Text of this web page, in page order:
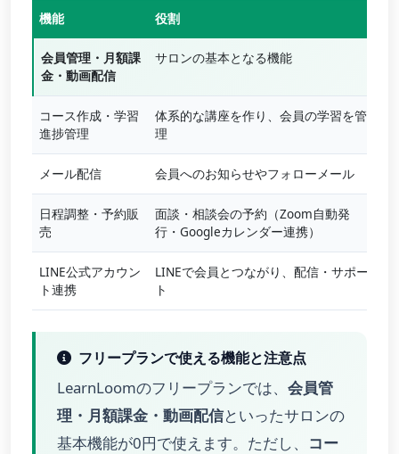
機能 役割
会員管理・月額課
金・動画配信
サロンの基本となる機能
コース作成・学習
進捗管理
体系的な講座を作り、会員の学習を管
理
メール配信 会員へのお知らせやフォローメール
日程調整・予約販
売
面談・相談会の予約（Zoom自動発
行・Googleカレンダー連携）
LINE公式アカウン
ト連携
LINEで会員とつながり、配信・サポー
ト
フリープランで使える機能と注意点
LearnLoomのフリープランでは、 会員管
理・月額課金・動画配信といったサロンの
基本機能が0円で使えます。ただし、 コー